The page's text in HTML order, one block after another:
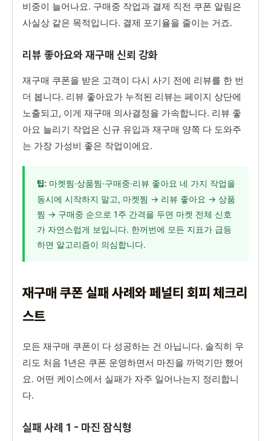
비중이 늘어나요. 구매중 작업과 결제 직전 쿠폰 알림은
사실상 같은 목적입니다. 결제 포기율을 줄이는 거죠.
리뷰 좋아요와 재구매 신뢰 강화
재구매 쿠폰을 받은 고객이 다시 사기 전에 리뷰를 한 번
더 봅니다. 리뷰 좋아요가 누적된 리뷰는 페이지 상단에
노출되고, 이게 재구매 의사결정을 가속합니다. 리뷰 좋
아요 늘리기 작업은 신규 유입과 재구매 양쪽 다 도와주
는 가장 가성비 좋은 작업이에요.
팁: 마켓찜·상품찜·구매중·리뷰 좋아요 네 가지 작업을
동시에 시작하지 말고, 마켓찜 → 리뷰 좋아요 → 상품
찜 → 구매중 순으로 1주 간격을 두면 마켓 전체 신호
가 자연스럽게 보입니다. 한꺼번에 모든 지표가 급등
하면 알고리즘이 의심합니다.
재구매 쿠폰 실패 사례와 페널티 회피 체크리
스트
모든 재구매 쿠폰이 다 성공하는 건 아닙니다. 솔직히 우
리도 처음 1년은 쿠폰 운영하면서 마진을 까먹기만 했어
요. 어떤 케이스에서 실패가 자주 일어나는지 정리합니
다.
실패 사례 1 - 마진 잠식형